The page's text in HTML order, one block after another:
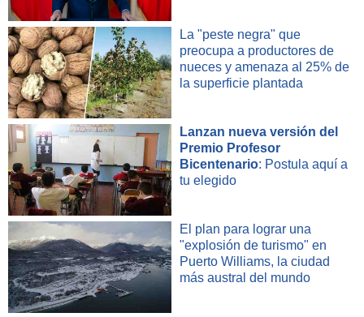
La "peste negra" que
preocupa a productores de
nueces y amenaza al 25% de
la superficie plantada
Lanzan nueva versión del
Premio Profesor
Bicentenario: Postula aquí a
tu elegido
El plan para lograr una
"explosión de turismo" en
Puerto Williams, la ciudad
más austral del mundo